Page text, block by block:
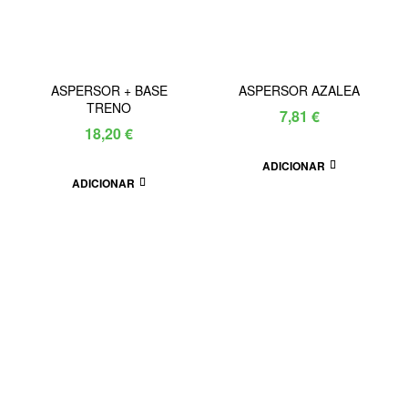
ASPERSOR + BASE
TRENO
18,20€
ADICIONAR
ASPERSOR AZALEA
7,81 €
ADICIONAR